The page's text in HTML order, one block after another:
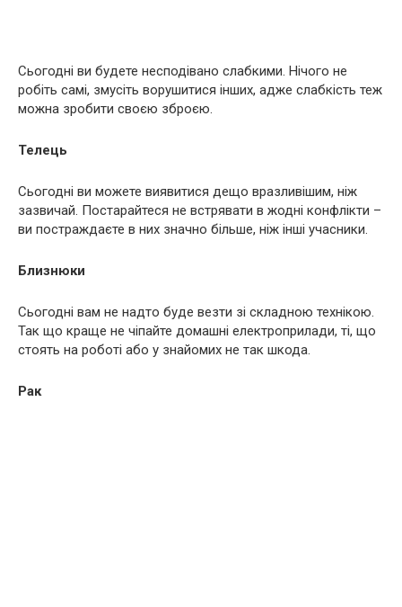
Сьогодні ви будете несподівано слабкими. Нічого не
робіть самі, змусіть ворушитися інших, адже слабкість теж
можна зробити своєю зброєю.
Телець
Сьогодні ви можете виявитися дещо вразливішим, ніж
зазвичай. Постарайтеся не встрявати в жодні конфлікти –
ви постраждаєте в них значно більше, ніж інші учасники.
Близнюки
Сьогодні вам не надто буде везти зі складною технікою.
Так що краще не чіпайте домашні електроприлади, ті, що
стоять на роботі або у знайомих не так шкода.
Рак